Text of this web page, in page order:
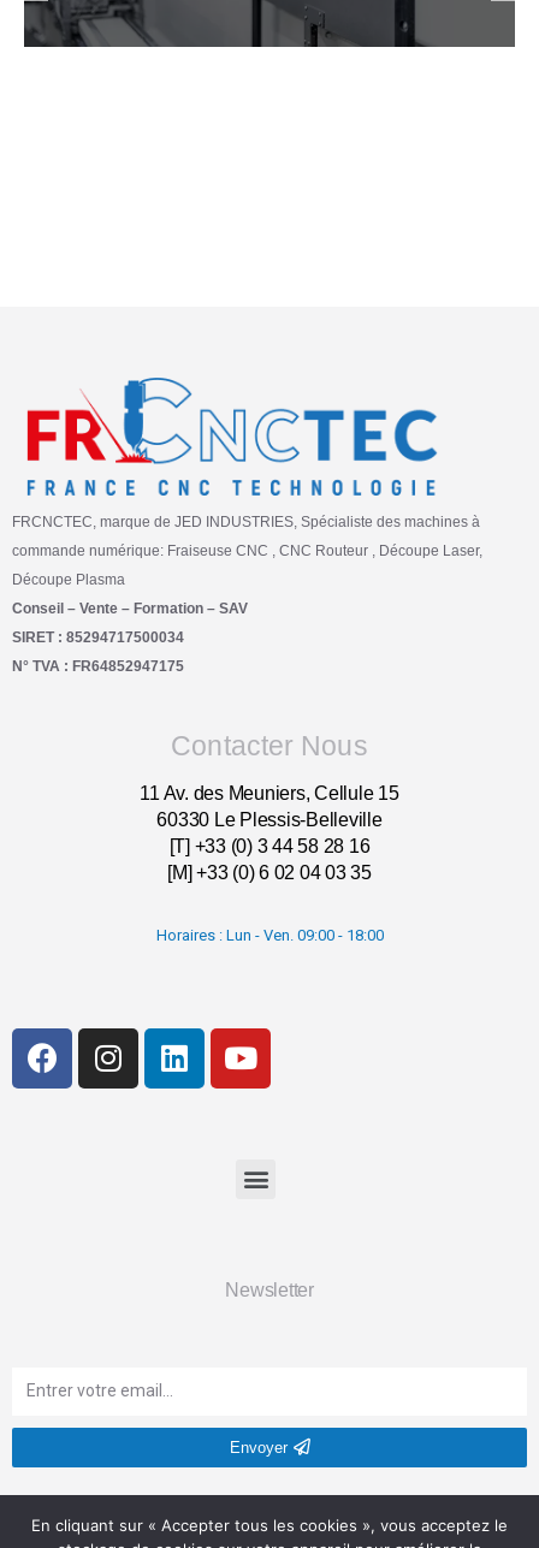
FRCNCTEC, marque de JED INDUSTRIES, Spécialiste des machines à
commande numérique: Fraiseuse CNC , CNC Routeur , Découpe Laser,
Découpe Plasma
Conseil – Vente – Formation – SAV
SIRET : 85294717500034
N° TVA : FR64852947175
Contacter Nous
11 Av. des Meuniers, Cellule 15
60330 Le Plessis-Belleville
[T] +33 (0) 3 44 58 28 16
[M] +33 (0) 6 02 04 03 35
Horaires : Lun - Ven. 09:00 - 18:00
Newsletter
Envoyer
En cliquant sur « Accepter tous les cookies », vous acceptez le